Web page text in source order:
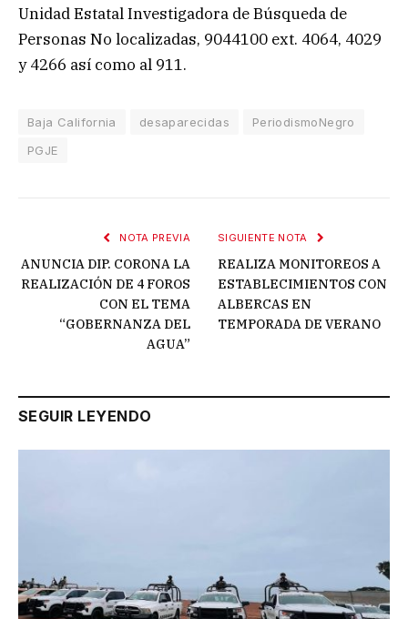
Unidad Estatal Investigadora de Búsqueda de
Personas No localizadas, 9044100 ext. 4064, 4029
y 4266 así como al 911.
Baja California desaparecidas
PeriodismoNegro
PGJE
NOTA PREVIA
ANUNCIA DIP. CORONA LA
REALIZACIÓN DE 4 FOROS
CON EL TEMA
“GOBERNANZA DEL
AGUA”
SIGUIENTE NOTA
REALIZA MONITOREOS A
ESTABLECIMIENTOS CON
ALBERCAS EN
TEMPORADA DE VERANO
SEGUIR LEYENDO